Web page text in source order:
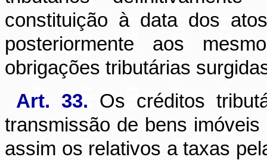
constituição à data dos
posteriormente aos
obrigações tributárias
Art. 33. Os créditos
transmissão de bens
assim os relativos a taxas